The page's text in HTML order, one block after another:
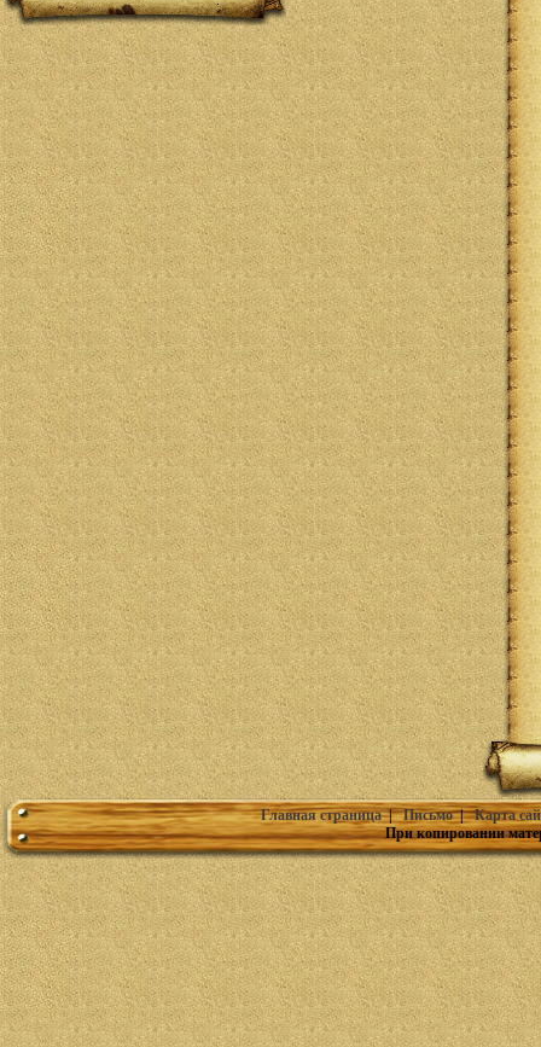
Главная страница|Письмо|Карта
При копировании